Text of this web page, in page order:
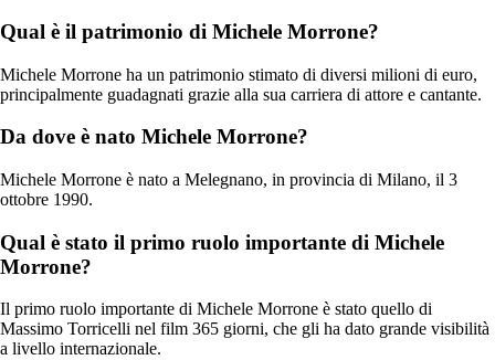
Qual è il patrimonio di Michele Morrone?
Michele Morrone ha un patrimonio stimato di diversi milioni di euro,
principalmente guadagnati grazie alla sua carriera di attore e cantante.
Da dove è nato Michele Morrone?
Michele Morrone è nato a Melegnano, in provincia di Milano, il 3
ottobre 1990.
Qual è stato il primo ruolo importante di Michele
Morrone?
Il primo ruolo importante di Michele Morrone è stato quello di
Massimo Torricelli nel film 365 giorni, che gli ha dato grande visibilità
a livello internazionale.